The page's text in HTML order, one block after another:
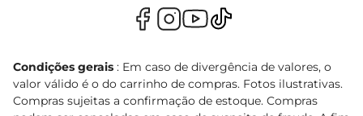
Condições gerais : Em caso de divergência de valores, o
valor válido é o do carrinho de compras. Fotos ilustrativas.
Compras sujeitas a confirmação de estoque. Compras